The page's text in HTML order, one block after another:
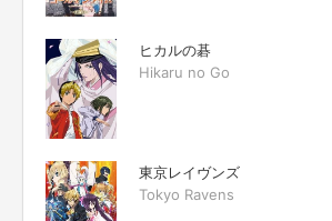
ヒカルの碁
Hikaru no Go
東京レイヴンズ
Tokyo Ravens